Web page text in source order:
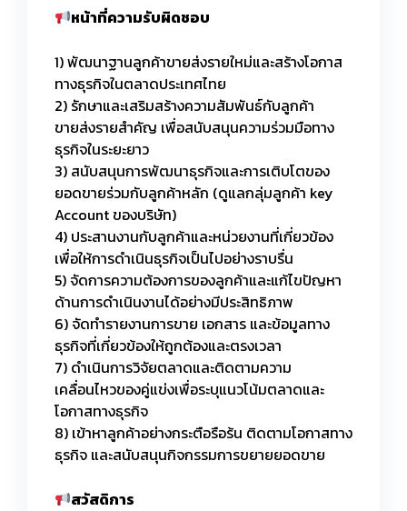
หน้าที่ความรับผิดชอบ
1) พัฒนาฐานลูกค้าขายส่งรายใหม่และสร้างโอกาส
ทางธุรกิจในตลาดประเทศไทย
2) รักษาและเสริมสร้างความสัมพันธ์กับลูกค้า
ขายส่งรายสำคัญ เพื่อสนับสนุนความร่วมมือทาง
ธุรกิจในระยะยาว
3) สนับสนุนการพัฒนาธุรกิจและการเติบโตของ
ยอดขายร่วมกับลูกค้าหลัก (ดูแลกลุ่มลูกค้า key
Account ของบริษัท)
4) ประสานงานกับลูกค้าและหน่วยงานที่เกี่ยวข้อง
เพื่อให้การดำเนินธุรกิจเป็นไปอย่างราบรื่น
5) จัดการความต้องการของลูกค้าและแก้ไขปัญหา
ด้านการดำเนินงานได้อย่างมีประสิทธิภาพ
6) จัดทำรายงานการขาย เอกสาร และข้อมูลทาง
ธุรกิจที่เกี่ยวข้องให้ถูกต้องและตรงเวลา
7) ดำเนินการวิจัยตลาดและติดตามความ
เคลื่อนไหวของคู่แข่งเพื่อระบุแนวโน้มตลาดและ
โอกาสทางธุรกิจ
8) เข้าหาลูกค้าอย่างกระตือรือร้น ติดตามโอกาสทาง
ธุรกิจ และสนับสนุนกิจกรรมการขยายยอดขาย
สวัสดิการ